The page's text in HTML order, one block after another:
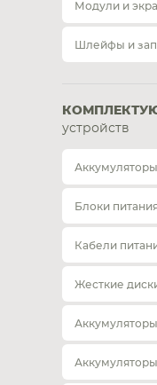
Модули и
Шлейфы и
устройств
Блоки
Кабели
Жесткие